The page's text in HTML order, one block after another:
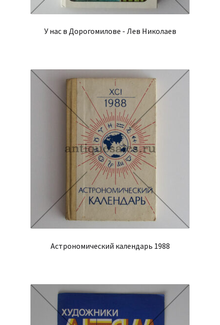
У нас в Дорогомилове - Лев Николаев
Астрономический календарь 1988